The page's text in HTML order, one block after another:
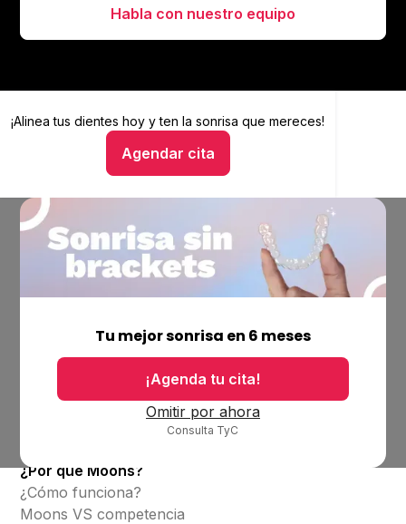
Habla con nuestro equipo
¡Alinea tus dientes hoy yten la sonrisa que mereces!
Agendar cita
Alinea tus dientes hoy y ten la sonrisa que mereces
Hablar con un asesor
Tu mejor sonrisa en 6 meses
¡Agenda tu cita!
Omitir por ahora
Consulta TyC
Ubicaciones
Bolsa de trabajo
¿Por qué Moons?
¿Cómo funciona?
Moons VS competencia